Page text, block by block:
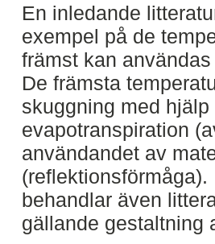
En inledande
exempel på de
främst kan
De främsta
skuggning med
evapotranspiration
användandet av
behandlar även
gällande gestaltning